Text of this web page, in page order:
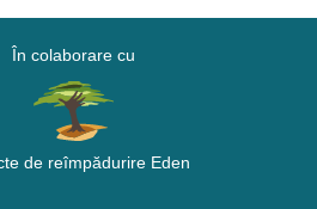
În colaborare cu
de reîmpădurire Eden